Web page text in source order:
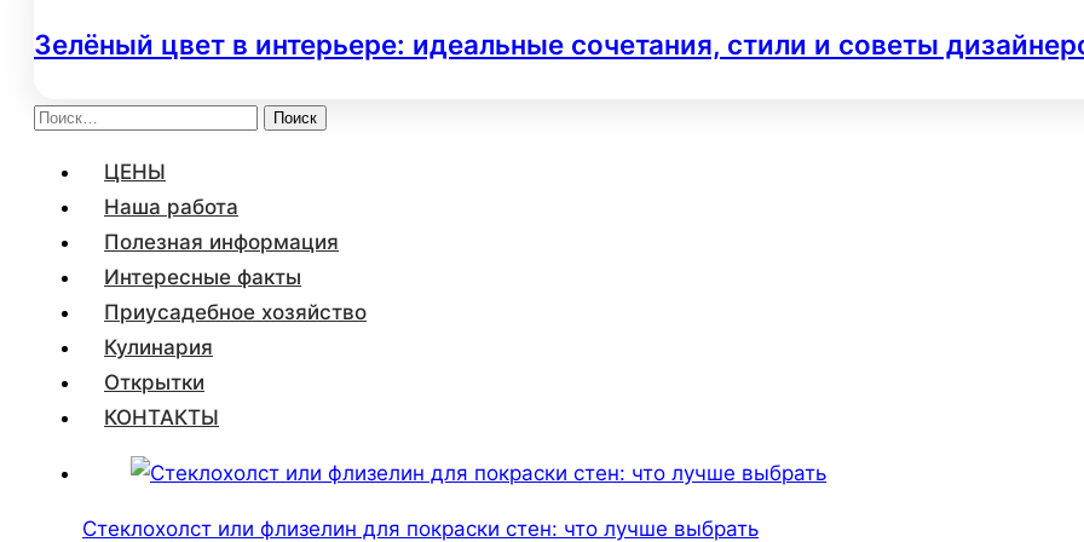
Зелёный цвет в интерьере: идеальные сочетания, стили и советы
Найти:
ЦЕНЫ
Наша работа
Полезная информация
Интересные факты
Приусадебное хозяйство
Кулинария
Открытки
КОНТАКТЫ
Стеклохолст или флизелин для покраски стен: что лучше выбрать